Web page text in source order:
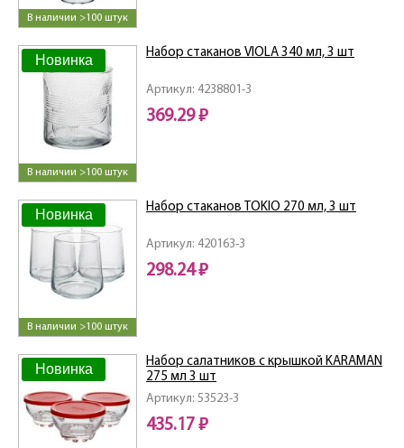
В наличии >100 штук
Новинка
В наличии >100 штук
Артикул: 4238801-3
Набор стаканов VIOLA 340 мл, 3 шт
369.29 ₽
Новинка
В наличии >100 штук
Артикул: 420163-3
Набор стаканов TOKIO 270 мл, 3 шт
298.24 ₽
Новинка
Артикул: 53523-3
Набор салатников с крышкой KARAMAN
275 мл 3 шт
435.17 ₽